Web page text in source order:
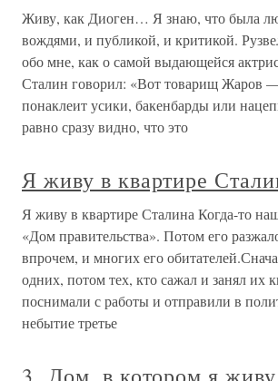
Живу, как Диоген… Я знаю, что была
вождями, и публикой, и критикой.
обо мне, как о самой выдающейся
Сталин говорил: «Вот товарищ Жаров
понаклеит усики, бакенбарды или
равно сразу видно, что это
Я живу в квартире
Я живу в квартире Сталина Когда-то
«Дом правительства». Потом его
впрочем, и многих его
одних, потом тех, кто сажал и занял их
поснимали с работы и отправили в
небытие третье